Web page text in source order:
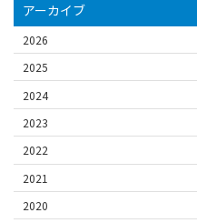
アーカイブ
2026
2025
2024
2023
2022
2021
2020